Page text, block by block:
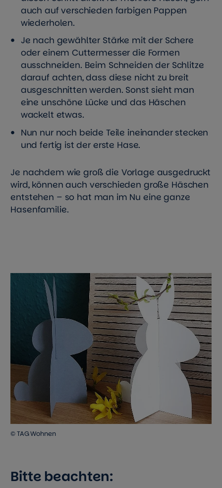
auch auf verschieden farbigen Pappen
wiederholen.
Je nach gewählter Stärke mit der Schere
oder einem Cuttermesser die Formen
ausschneiden. Beim Schneiden der Schlitze
darauf achten, dass diese nicht zu breit
ausgeschnitten werden. Sonst sieht man
eine unschöne Lücke und das Häschen
wackelt etwas.
Nun nur noch beide Teile ineinander stecken
und fertig ist der erste Hase.
Je nachdem wie groß die Vorlage ausgedruckt
wird, können auch verschieden große Häschen
entstehen – so hat man im Nu eine ganze
Hasenfamilie.
© TAG Wohnen
Bitte beachten: